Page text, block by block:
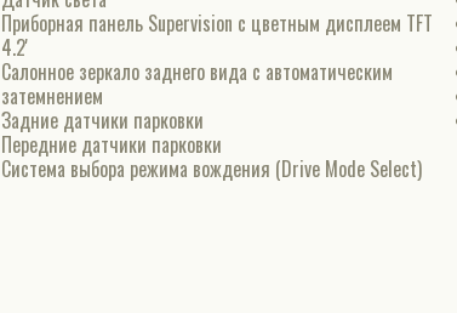
Приборная панель Supervision c цветным дисплеем TFT
4.2'
Салонное зеркало заднего вида с автоматическим
затемнением
Задние датчики парковки
Передние датчики парковки
Система выбора режима вождения (Drive Mode Select)